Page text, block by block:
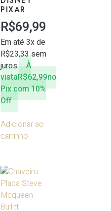
PIXAR
R$69,99
Em até 3x de
R$23,33sem
juros
À
vistaR$62,99no
Pix com 10%
Off
Adicionar ao
carrinho